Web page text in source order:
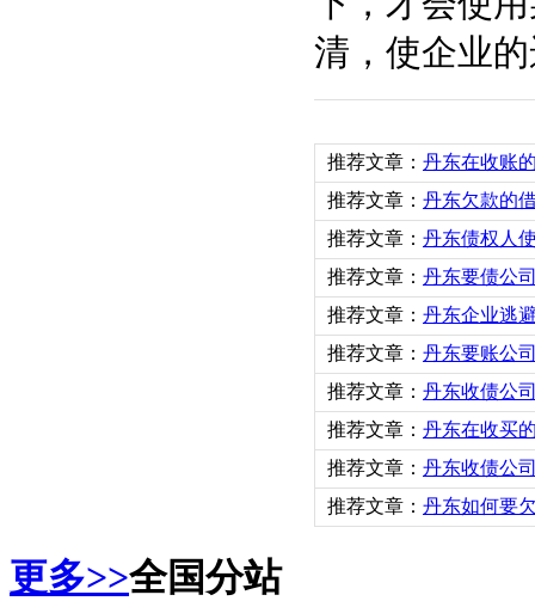
清，使企业
推荐文章： 丹东在收账
推荐文章： 丹东欠款的
推荐文章： 丹东债权人
推荐文章： 丹东要债公
推荐文章： 丹东企业逃
推荐文章： 丹东要账公
推荐文章： 丹东收债公
推荐文章： 丹东在收买
推荐文章： 丹东收债公
推荐文章： 丹东如何要
更多>>全国分站